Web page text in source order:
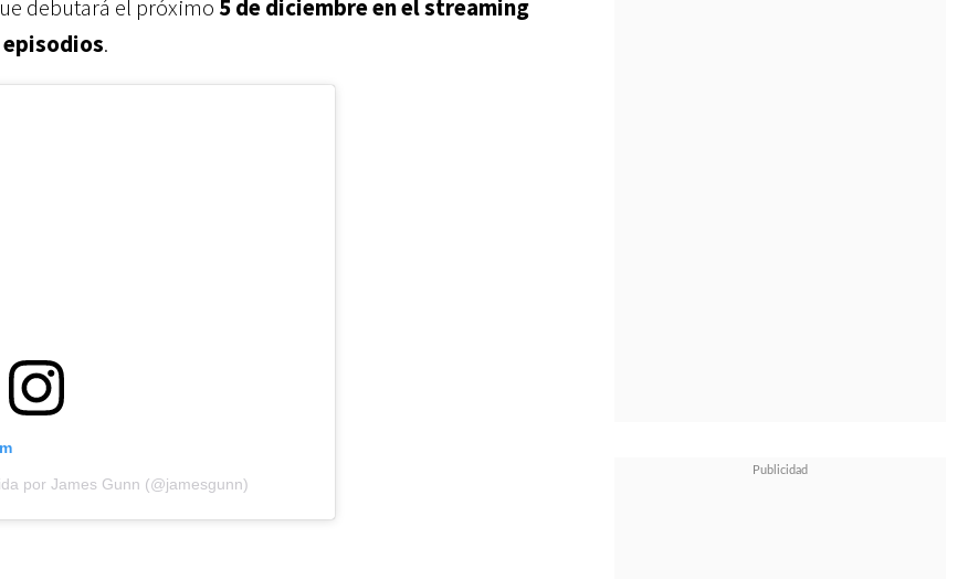
debutará el próximo 5 de diciembre en el streaming
episodios.
por James Gunn (@jamesgunn)